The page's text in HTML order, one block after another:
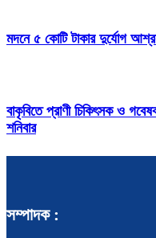
মদনে ৫ কোটি টাকার দুর্যোগ
বাকৃবিতে প্রাণী চিকিৎসক ও
শনিবার
সম্পাদক :